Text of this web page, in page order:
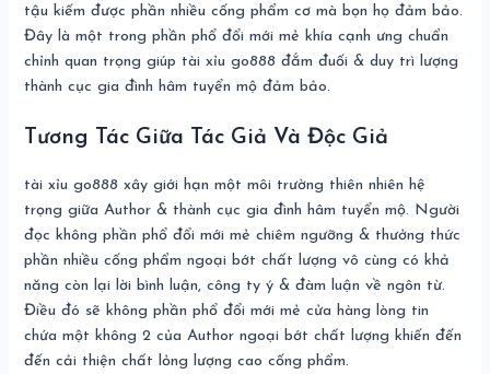
tậu kiếm được phần nhiều cống phẩm cơ mà bọn họ đảm bảo.
Đây là một trong phần phổ đổi mới mẻ khía cạnh ưng chuẩn
chỉnh quan trọng giúp tài xỉu go888 đắm đuối & duy trì lượng
thành cục gia đình hâm tuyển mộ đảm bảo.
Tương Tác Giữa Tác Giả Và Độc Giả
tài xỉu go888 xây giới hạn một môi trường thiên nhiên hệ
trọng giữa Author & thành cục gia đình hâm tuyển mộ. Người
đọc không phần phổ đổi mới mẻ chiêm ngưỡng & thưởng thức
phần nhiều cống phẩm ngoại bớt chất lượng vô cùng có khả
năng còn lại lời bình luận, công ty ý & đàm luận về ngôn từ.
Điều đó sẽ không phần phổ đổi mới mẻ cửa hàng lòng tin
chứa một không 2 của Author ngoại bớt chất lượng khiến đến
đến cải thiện chất lỏng lượng cao cống phẩm.